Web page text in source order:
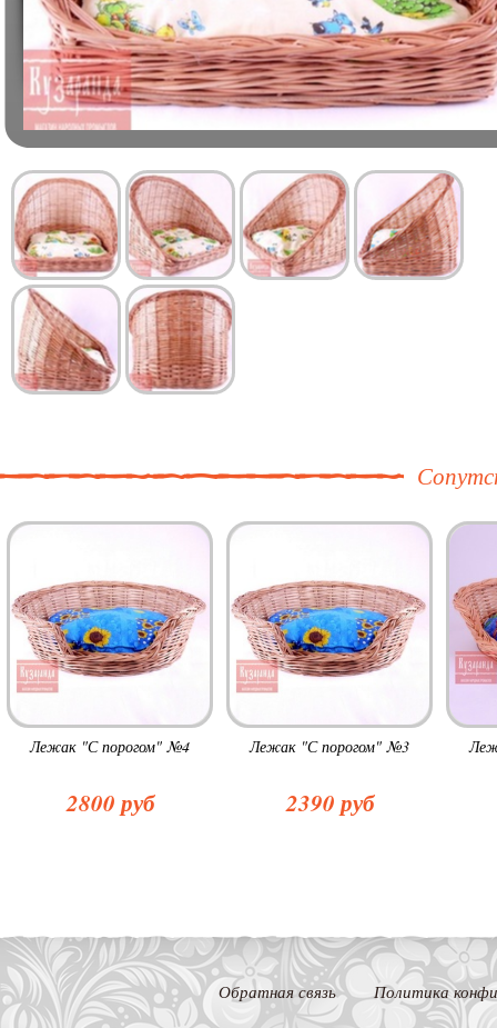
Лежак "С порогом" №4
2800 руб
Лежак "С порогом" №3
2390 руб
Обратная связь Политика